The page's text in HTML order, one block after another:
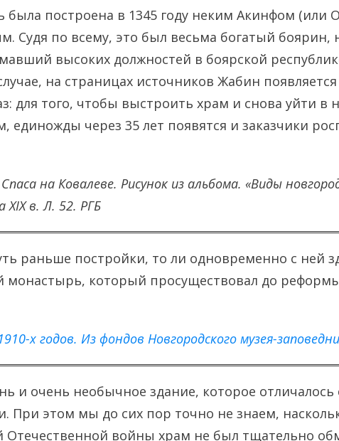
была построена в 1345 году неким Акинфом (или
Судя по всему, это был весьма богатый боярин,
высоких должностей в боярской
на страницах источников Жабин
для того, чтобы выстроить храм и снова уйти в
единожды через 35 лет появятся и заказчики
на Ковалеве. Рисунок из альбома. «Виды
XIX в. Л. 52. РГБ
раньше постройки, то ли одновременно с ней
монастырь, который просуществовал до реформы
х годов. Из фондов Новгородского музея-
и очень необычное здание, которое отличалось
При этом мы до сих пор точно не знаем,
Отечественной войны храм не был тщательно